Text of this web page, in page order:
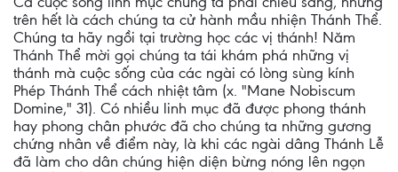
trên hết là cách chúng ta cử hành mầu nhiện Thánh Thể.
Chúng ta hãy ngồi tại trường học các vị thánh! Năm
Thánh Thể mời gọi chúng ta tái khám phá những vị
thánh mà cuộc sống của các ngài có lòng sùng kính
Phép Thánh Thể cách nhiệt tâm (x. "Mane Nobiscum
Domine," 31). Có nhiều linh mục đã được phong thánh
hay phong chân phước đã cho chúng ta những gương
chứng nhân về điểm này, là khi các ngài dâng Thánh Lễ
đã làm cho dân chúng hiện diện bừng nóng lên ngọn